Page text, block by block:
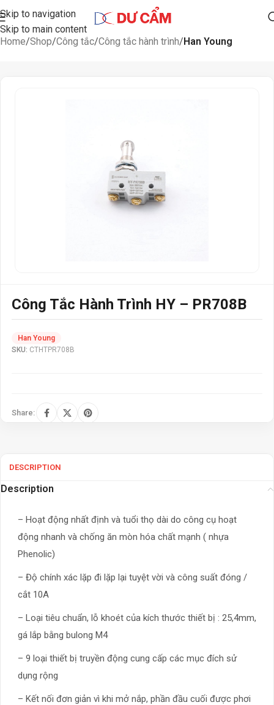
Skip to navigation
Skip to main content
Home Shop Công tắc Công tắc hành trình Han Young
Công Tắc Hành Trình HY – PR708B
SKU: CTHTPR708B
Han Young
Share:
DESCRIPTION
Description
– Hoạt động nhất định và tuổi thọ dài do công cụ hoạt
động nhanh và chống ăn mòn hóa chất mạnh ( nhựa
Phenolic)
– Độ chính xác lặp đi lặp lại tuyệt vời và công suất đóng /
cắt 10A
– Loại tiêu chuẩn, lỗ khoét của kích thước thiết bị : 25,4mm,
gá lắp bằng bulong M4
– 9 loại thiết bị truyền động cung cấp các mục đích sử
dụng rộng
– Kết nối đơn giản vì khi mở nắp, phần đầu cuối được phơi